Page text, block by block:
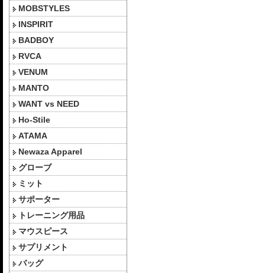
MOBSTYLES
INSPIRIT
BADBOY
RVCA
VENUM
MANTO
WANT vs NEED
Ho-Stile
ATAMA
Newaza Apparel
グローブ
ミット
サポーター
トレーニング用品
マウスピース
サプリメント
バッグ